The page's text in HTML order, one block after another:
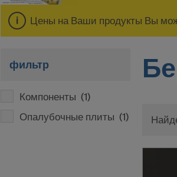
Цены на Ваши продукты Вы
фильтр
Компоненты (1)
Опалубочные плиты (1)